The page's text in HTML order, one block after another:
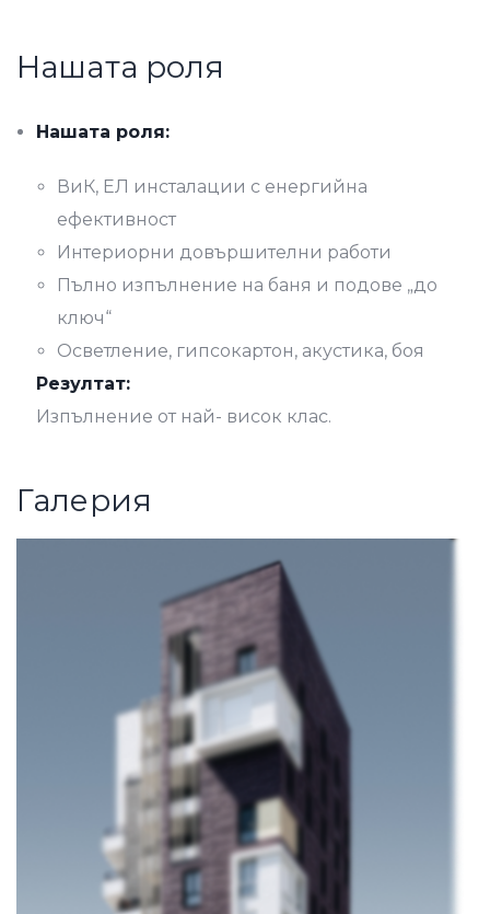
Нашата роля
Нашата роля:
ВиК, ЕЛ инсталации с енергийна
ефективност
Интериорни довършителни работи
Пълно изпълнение на баня и подове „до
ключ“
Осветление, гипсокартон, акустика, боя
Резултат:
Изпълнение от най- висок клас.
Галерия